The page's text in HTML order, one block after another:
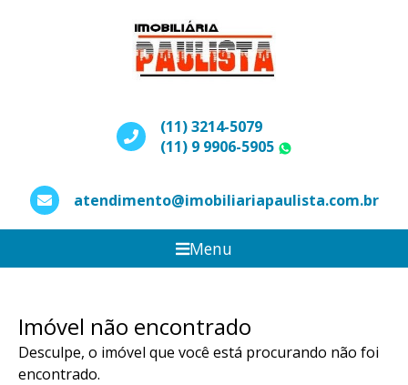
(11) 3214-5079
(11) 9 9906-5905
atendimento@imobiliariapaulista.com.br
Menu
Imóvel não encontrado
Desculpe, o imóvel que você está procurando não foi
encontrado.